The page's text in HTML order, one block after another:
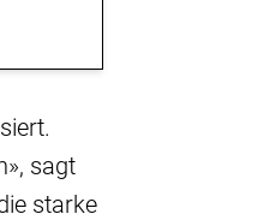
sagt
starke